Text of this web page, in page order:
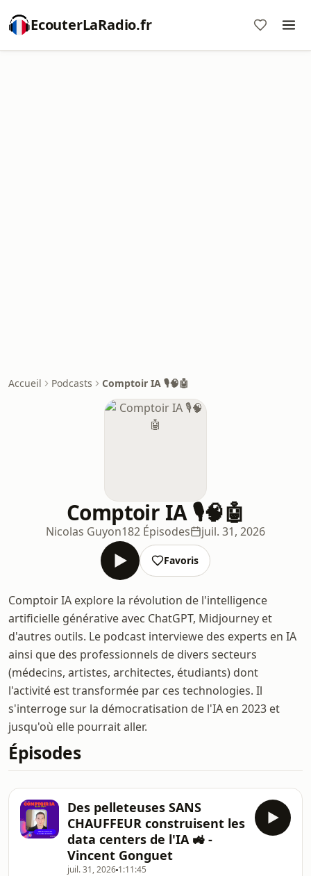
EcouterLaRadio.fr
Accueil Podcasts Comptoir IA 🎙️🧠🤖
Comptoir IA 🎙️🧠🤖
Nicolas Guyon182 Épisodes juil. 31, 2026
Favoris
Comptoir IA explore la révolution de l'intelligence
artificielle générative avec ChatGPT, Midjourney et
d'autres outils. Le podcast interviewe des experts en IA
ainsi que des professionnels de divers secteurs
(médecins, artistes, architectes, étudiants) dont
l'activité est transformée par ces technologies. Il
s'interroge sur la démocratisation de l'IA en 2023 et
jusqu'où elle pourrait aller.
Épisodes
Des pelleteuses SANS
CHAUFFEUR construisent les
data centers de l'IA 🚜 -
Vincent Gonguet
juil. 31, 2026 1:11:45